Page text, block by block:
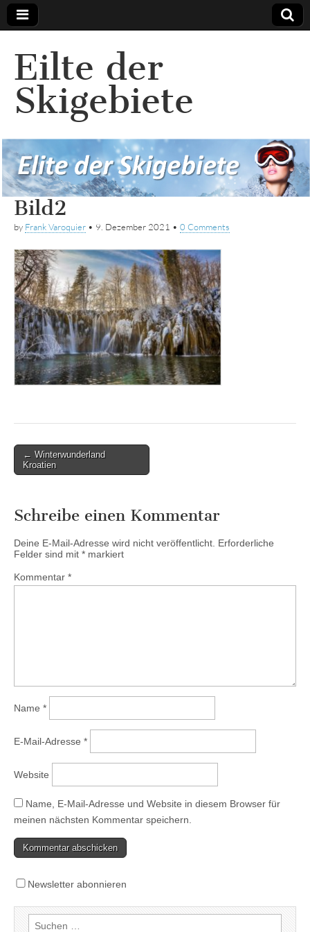
Eilte der
Skigebiete
Bild2
by Frank Varoquier • 9. Dezember 2021 • 0 Comments
Post
navigation
← Winterwunderland
Kroatien
Schreibe einen Kommentar
Deine E-Mail-Adresse wird nicht veröffentlicht. Erforderliche
Felder sind mit * markiert
Kommentar *
Name *
E-Mail-Adresse *
Website
Name, E-Mail-Adresse und Website in diesem Browser für
meinen nächsten Kommentar speichern.
Newsletter abonnieren
Suchen